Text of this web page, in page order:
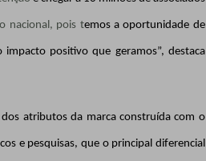
nacional, pois temos a oportunidade de
positivo que geramos”, destaca
atributos da marca construída com o
e pesquisas, que o principal diferencial